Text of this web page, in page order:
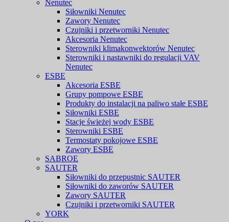
Nenutec
Siłowniki Nenutec
Zawory Nenutec
Czujniki i przetworniki Nenutec
Akcesoria Nenutec
Sterowniki klimakonwektorów Nenutec
Sterowniki i nastawniki do regulacji VAV
Nenutec
ESBE
Akcesoria ESBE
Grupy pompowe ESBE
Produkty do instalacji na paliwo stałe ESBE
Siłowniki ESBE
Stacje świeżej wody ESBE
Sterowniki ESBE
Termostaty pokojowe ESBE
Zawory ESBE
SABROE
SAUTER
Siłowniki do przepustnic SAUTER
Siłowniki do zaworów SAUTER
Zawory SAUTER
Czujniki i przetworniki SAUTER
YORK